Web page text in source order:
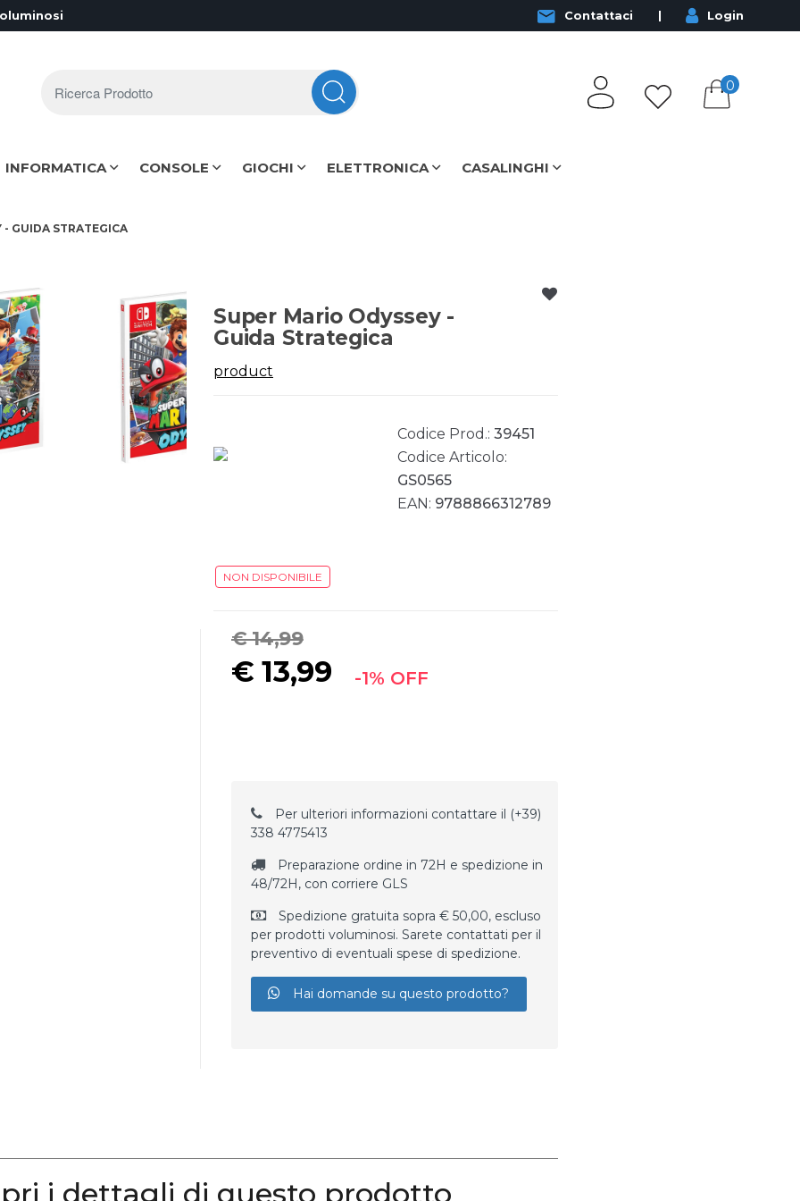
Contattaci Login
0
INFORMATICA CONSOLE GIOCHI ELETTRONICA CASALINGHI
- GUIDA STRATEGICA
Super Mario Odyssey -
Guida Strategica
product
Codice Prod.: 39451
Codice Articolo:
GS0565
EAN: 9788866312789
NON DISPONIBILE
€ 14,99
€13,99 -1% OFF
Per ulteriori informazioni contattare il (+39)
338 4775413
Preparazione ordine in 72H e spedizione in
48/72H, con corriere GLS
Spedizione gratuita sopra € 50,00, escluso
per prodotti voluminosi. Sarete contattati per il
preventivo di eventuali spese di spedizione.
Hai domande su questo prodotto?
i dettagli di questo prodotto